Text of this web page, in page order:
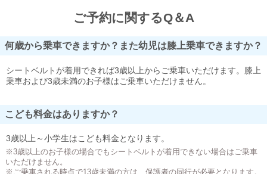
ご予約に関するQ＆A
何歳から乗車できますか？また幼児は膝上乗車できますか？
シートベルトが着用できれば3歳以上からご乗車いただけます。膝上
乗車および3歳未満のお子様はご乗車いただけません。
こども料金はありますか？
3歳以上～小学生はこども料金となります。
※3歳以上のお子様の場合でもシートベルトが着用できない場合はご乗車
いただけません。
※ご乗車される時点で13歳未満の方は、保護者の同行が必要となります。